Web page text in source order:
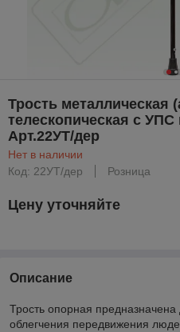
Трость
телескопическая с
Арт.22УТ/дер
Нет в наличии
Код: 22УТ/дер
Розница
Цену уточняйте
Описание
Трость опорная
облегчения передвижения